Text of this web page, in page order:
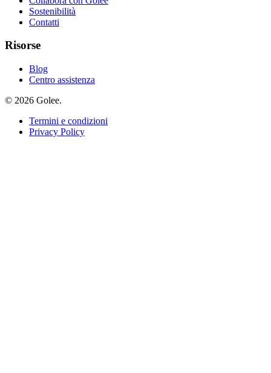
Sostenibilità
Contatti
Risorse
Blog
Centro assistenza
© 2026 Golee.
Termini e condizioni
Privacy Policy